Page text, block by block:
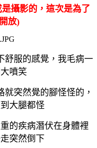
攝影的，這次是為了
放)
舒服的感覺，我毛病一
噴笑
突然覺的腳怪怪的，
大腿都怪
的疾病潛伏在身體裡
突然倒下